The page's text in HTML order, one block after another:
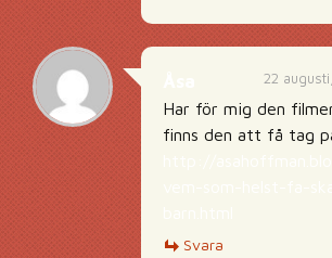
22
Har för mig den
finns den att få tag
http://
Svara